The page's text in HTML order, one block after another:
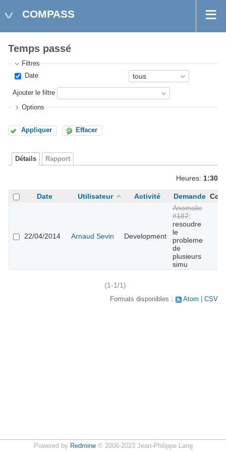
COMPASS
Temps passé
Filtres
Date
Ajouter le filtre
Options
Appliquer Effacer
Détails Rapport
Heures: 1:30
Date Utilisateur Activité Demande
22/04/2014 Arnaud Sevin Development
Anomalie
#187:
resoudre
le
probleme
de
plusieurs
simu
(1-1/1)
Formats disponibles : Atom CSV
Powered by Redmine© 2006-2023 Jean-Philippe Lang